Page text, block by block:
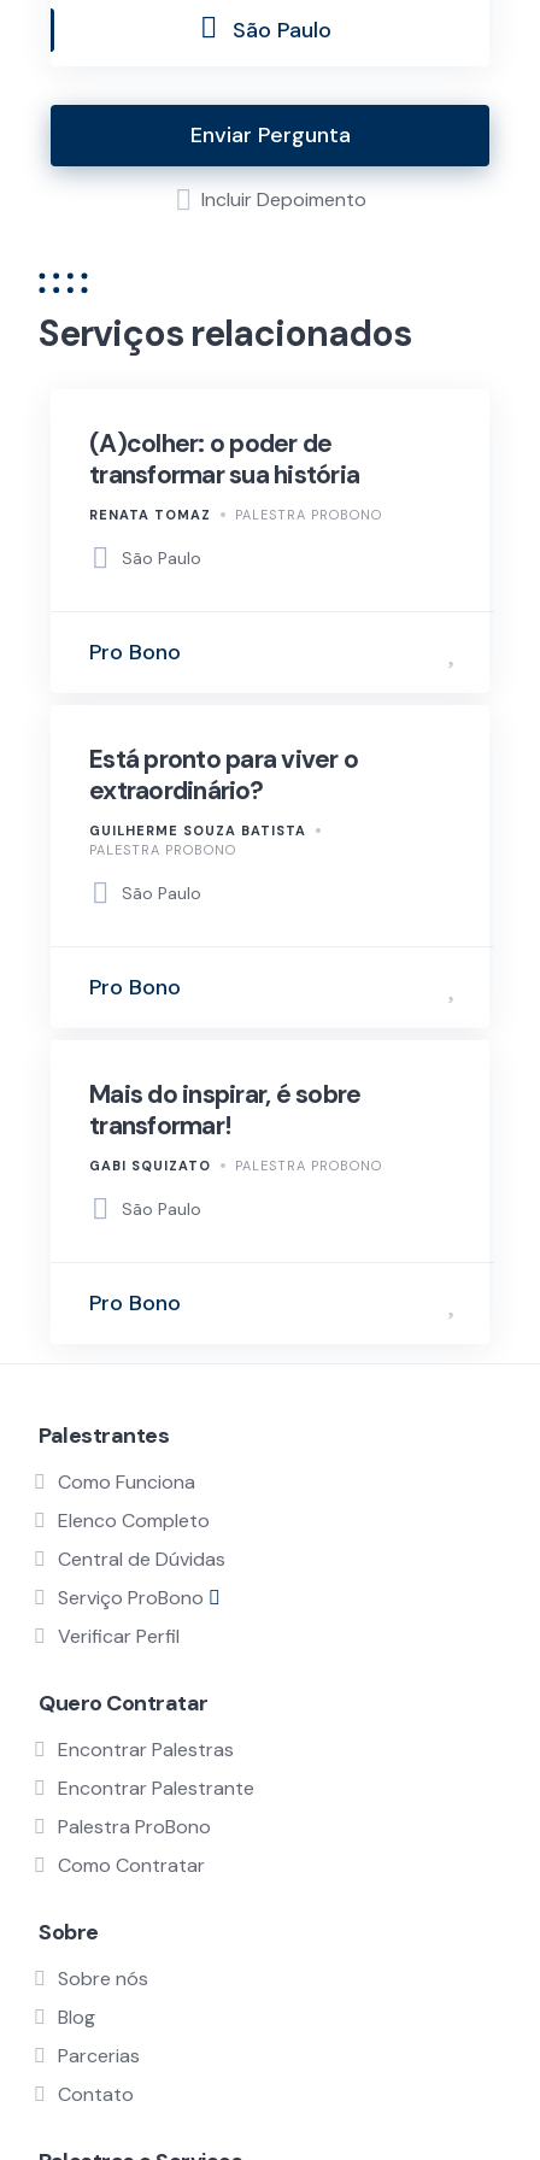
São Paulo
Enviar Pergunta
Incluir Depoimento
Serviços relacionados
(A)colher: o poder de
transformar sua história
RENATA TOMAZ PALESTRA PROBONO
São Paulo
Pro Bono
Está pronto para viver o
extraordinário?
GUILHERME SOUZA BATISTA
PALESTRA PROBONO
São Paulo
Pro Bono
Mais do inspirar, é sobre
transformar!
GABI SQUIZATO PALESTRA PROBONO
São Paulo
Pro Bono
Palestrantes
Como Funciona
Elenco Completo
Central de Dúvidas
Serviço ProBono
Verificar Perfil
Quero Contratar
Encontrar Palestras
Encontrar Palestrante
Palestra ProBono
Como Contratar
Sobre
Sobre nós
Blog
Parcerias
Contato